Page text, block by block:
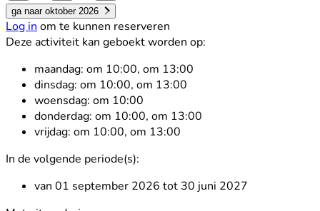
ga naar oktober 2026
Log in om te kunnen reserveren
Deze activiteit kan geboekt worden op:
maandag: om 10:00, om 13:00
dinsdag: om 10:00, om 13:00
woensdag: om 10:00
donderdag: om 10:00, om 13:00
vrijdag: om 10:00, om 13:00
In de volgende periode(s):
van 01 september 2026 tot 30 juni 2027